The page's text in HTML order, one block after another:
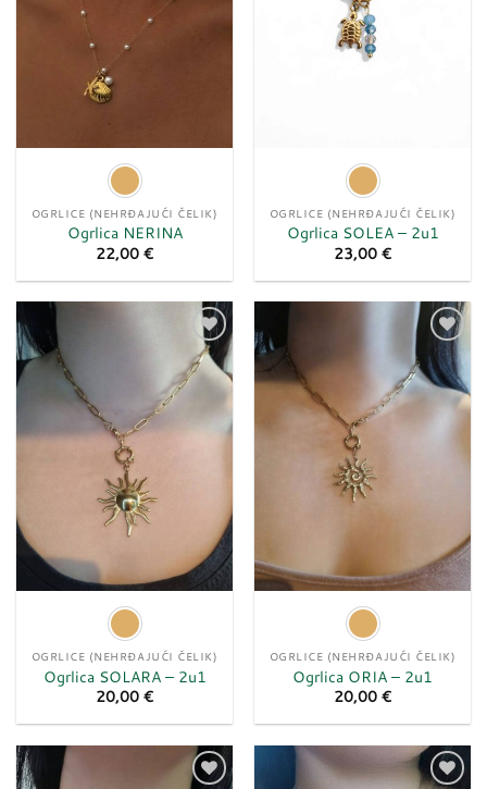
OGRLICE (NEHRĐAJUĆI ČELIK)
Ogrlica NERINA
22,00 €
OGRLICE (NEHRĐAJUĆI ČELIK)
Ogrlica SOLEA – 2u1
23,00 €
Dodaj
u
listu
OGRLICE (NEHRĐAJUĆI ČELIK)
Ogrlica SOLARA – 2u1
20,00 €
Dodaj
u
listu
OGRLICE (NEHRĐAJUĆI ČELIK)
Ogrlica ORIA – 2u1
20,00 €